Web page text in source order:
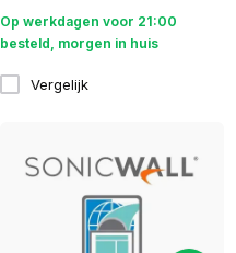
Op werkdagen voor 21:00
besteld, morgen in huis
Vergelijk